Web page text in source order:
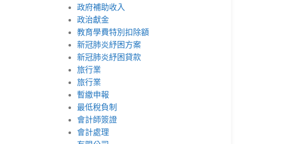
政府補助收入
政治獻金
教育學費特別扣除額
新冠肺炎紓困方案
新冠肺炎紓困貸款
旅行業
旅行業
暫繳申報
最低稅負制
會計師簽證
會計處理